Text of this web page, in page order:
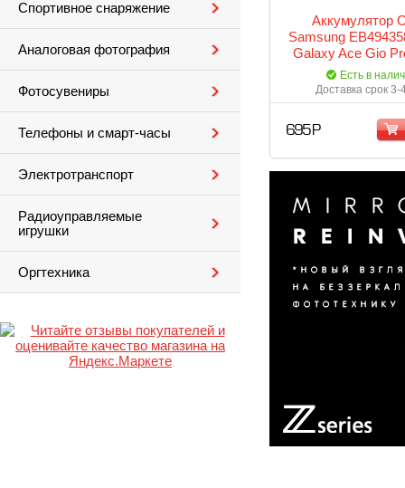
Спортивное снаряжение
Аналоговая фотография
Фотосувениры
Телефоны и смарт-часы
Электротранспорт
Радиоуправляемые
игрушки
Оргтехника
Аккумулятор
Samsung
Galaxy Ace Gio
S5660 S5670 i579
S5830i S5838
Есть в
Доставка срок 3-
695 Р